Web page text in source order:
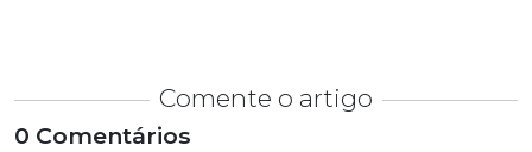
Comente o artigo
0 Comentários